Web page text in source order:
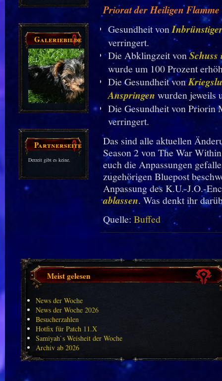
Galeriebilder
Partnerseiten
Derzeit gibt es keine.
Priorat der Heiligen Flamme
Gesundheit von
verringert.
Die Abklingzeit vonSchuss
wurde um 100 Prozent
Die Gesundheit von
Anspringen wurden jeweils
Die Gesundheit von Priorin
verringert.
Das sind alle aktuellen
Season 2 von The War
euch die Anpassungen
zugehörigen Bluepost
Anpassung des K.U.-J.O.-
ablassen. Was denkt ihr
Quelle: Buffed
Meist gelesen
News der Woche
News der Woche 2026
Besucherzahlen
Hotfix für Patch 11.X
Samiyah`s Weisheit der Woche
Archiv ab 2026